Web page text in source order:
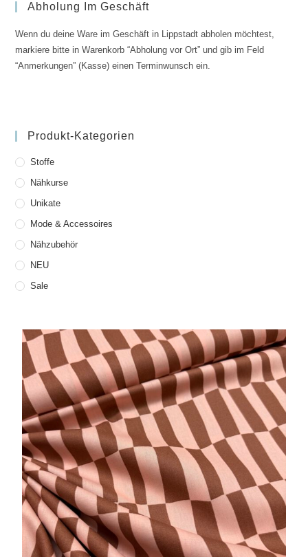
Abholung Im Geschäft
Wenn du deine Ware im Geschäft in Lippstadt abholen möchtest,
markiere bitte in Warenkorb “Abholung vor Ort” und gib im Feld
“Anmerkungen” (Kasse) einen Terminwunsch ein.
Produkt-Kategorien
Stoffe
Nähkurse
Unikate
Mode & Accessoires
Nähzubehör
NEU
Sale